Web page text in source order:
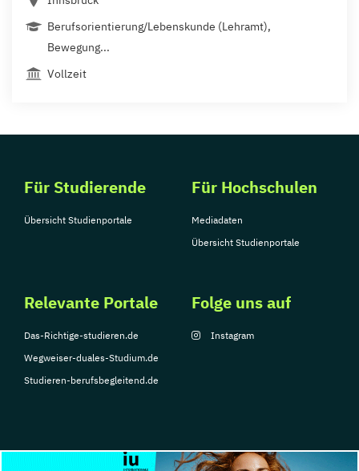
Berufsorientierung/Lebenskunde (Lehramt),
Bewegung...
Vollzeit
Für Studierende
Übersicht Studienportale
Für Hochschulen
Mediadaten
Übersicht Studienportale
Relevante Portale
Das-Richtige-studieren.de
Wegweiser-duales-Studium.de
Studieren-berufsbegleitend.de
Folge uns auf
Instagram